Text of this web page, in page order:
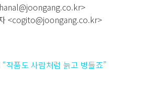
<cogito@joongang.co.kr>
“작품도 사람처럼 늙고 병들죠”